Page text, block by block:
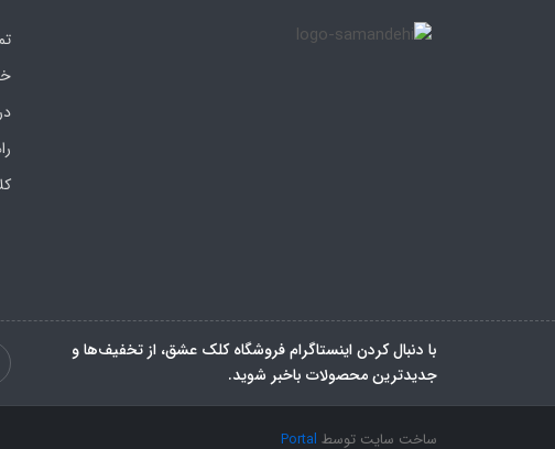
با دنبال کردن اینستاگرام فروشگاه کلک عشق، از تخفیف‌ها و
جدیدترین‌ محصولات باخبر شوید.
ساخت سایت توسط Portal